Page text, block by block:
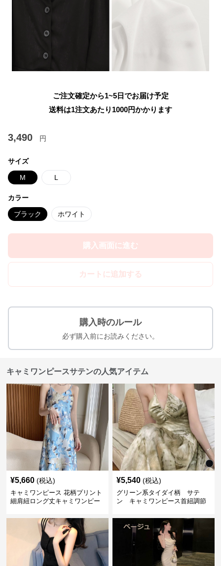
ご注文確定から1~5日でお届け予定
送料は1注文あたり 1000円かかります
3,490 円
サイズ
M L
カラー
ブラック ホワイト
購入画面に進む
カートに追加する
購入時のルール
必ず購入前にお読みください。
キャミワンピースサテンの人気アイテム
¥5,660 (税込)
キャミワンピース 花柄プリント
細肩紐ロング丈キャミワンピー
¥5,540 (税込)
グリーン系タイダイ柄 サテ
ン キャミワンピース首紐調節